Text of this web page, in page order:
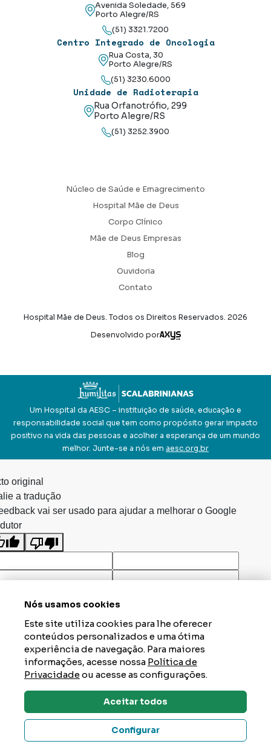
Avenida Soledade, 569
Porto Alegre/RS
(51) 3321.7200
Centro Integrado de Oncologia
Rua Costa, 30
Porto Alegre/RS
(51) 3230.6000
Unidade de Radioterapia
Rua Orfanotrófio, 299
Porto Alegre/RS
(51) 3252.3900
Núcleo de Saúde e Emagrecimento
Hospital Mãe de Deus
Corpo Clínico
Mãe de Deus Empresas
Blog
Ouvidoria
Contato
Hospital Mãe de Deus. Todos os Direitos Reservados. 2026
Desenvolvido por
Axysweb
Um Hospital da AESC – instituição de saúde, educação e
responsabilidade social que tem como propósito gerar impacto
positivo na vida das pessoas e acolher a esperança de um mundo
melhor. Junte-se a nós em aesc.org.br
Dúvidas? Tire Aqui
Nós usamos cookies
Este site utiliza cookies para lhe oferecer
conteúdos personalizados e uma ótima
experiência de navegação. Para maiores
informações, acesse nossa Política de
Privacidadeou acesse as configurações.
Aceitar todos
Configurar
original
a tradução
vai ser usado para ajudar a melhorar o Google